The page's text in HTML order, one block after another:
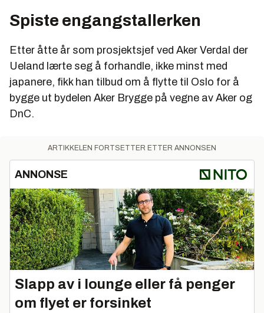
Spiste engangstallerken
Etter åtte år som prosjektsjef ved Aker Verdal der
Ueland lærte seg å forhandle, ikke minst med
japanere, fikk han tilbud om å flytte til Oslo for å
bygge ut bydelen Aker Brygge på vegne av Aker og
DnC.
ARTIKKELEN FORTSETTER ETTER ANNONSEN
ANNONSE
Slapp av i lounge eller få penger
om flyet er forsinket